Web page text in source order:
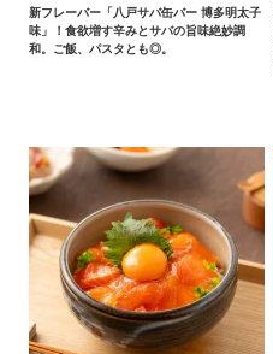
新フレーバー「八戸サバ缶バー 博多明太子
味」！食欲増す辛みとサバの旨味絶妙調
和。ご飯、パスタとも◎。